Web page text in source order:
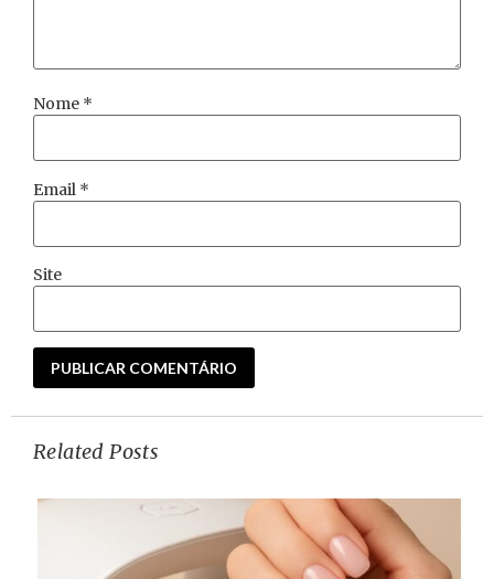
Nome *
Email *
Site
Related Posts